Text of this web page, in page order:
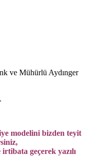
ve Mühürlü Aydınger
modelini bizden teyit
geçerek yazılı